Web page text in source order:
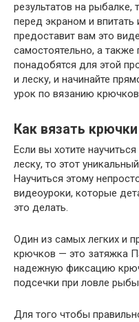
результатов на рыбалке,
перед экраном и
предоставит вам это
самостоятельно, а
понадобятся для этой
и леску, и начинайте
урок по вязанию
Как вязать
Если вы хотите
леску, то этот
Научиться этому
видеоуроки, которые
это делать.
Один из самых легких и
крючков — это затяжка
надежную фиксацию
подсечки при ловле
Для того чтобы